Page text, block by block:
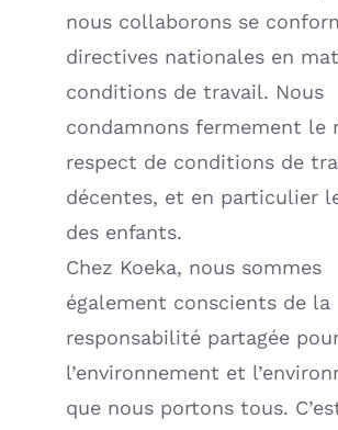
nous collaborons se
directives nationales en
conditions de travail. Nous
condamnons fermement le
respect de conditions de
décentes, et en particulier
des enfants.
Chez Koeka, nous sommes
également conscients de la
responsabilité partagée
l’environnement et
que nous portons tous.